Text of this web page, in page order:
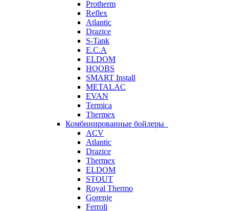
Protherm
Reflex
Atlantic
Drazice
S-Tank
E.C.A
ELDOM
HOOBS
SMART Install
METALAC
EVAN
Termica
Thermex
Комбинированные бойлеры
ACV
Atlantic
Drazice
Thermex
ELDOM
STOUT
Royal Thermo
Gorenje
Ferroli